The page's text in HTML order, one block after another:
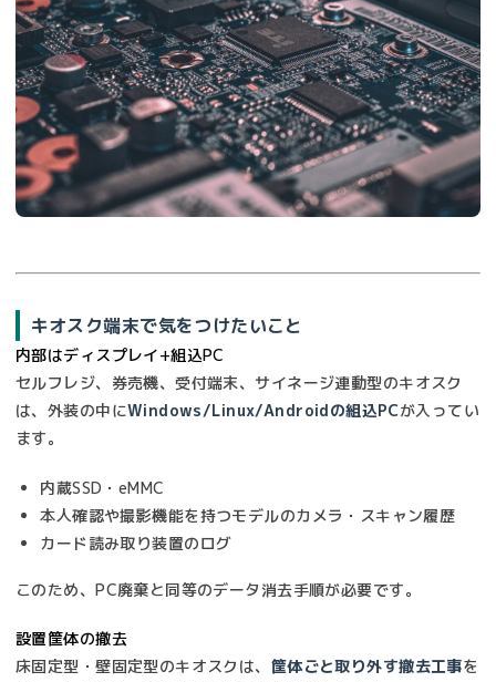
キオスク端末で気をつけたいこと
内部はディスプレイ+組込PC
セルフレジ、券売機、受付端末、サイネージ連動型のキオスク
は、外装の中にWindows/Linux/Androidの組込PCが入ってい
ます。
内蔵SSD・eMMC
本人確認や撮影機能を持つモデルのカメラ・スキャン履歴
カード読み取り装置のログ
このため、PC廃棄と同等のデータ消去手順が必要です。
設置筐体の撤去
床固定型・壁固定型のキオスクは、 筐体ごと取り外す撤去工事を